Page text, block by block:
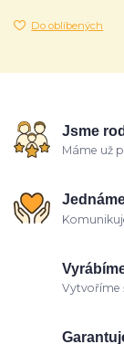
Do oblíbených
Jsme
Máme už
Vytvoříme